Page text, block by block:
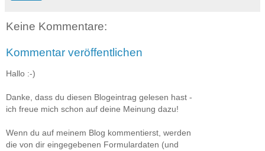
Keine Kommentare:
Kommentar veröffentlichen
Hallo :-)
Danke, dass du diesen Blogeintrag gelesen hast -
ich freue mich schon auf deine Meinung dazu!
Wenn du auf meinem Blog kommentierst, werden
die von dir eingegebenen Formulardaten (und